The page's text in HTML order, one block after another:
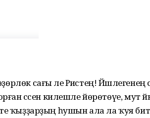
сағы әле Рәистең!
сәсен килешле йөрөтөүе, мут
ҡыҙҙарҙың һушын ала ла ҡуя